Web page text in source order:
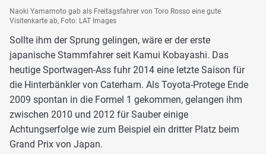
Naoki Yamamoto gab als Freitagsfahrer von Toro Rosso eine gute
Visitenkarte ab, Foto: LAT Images
Sollte ihm der Sprung gelingen, wäre er der erste
japanische Stammfahrer seit Kamui Kobayashi. Das
heutige Sportwagen-Ass fuhr 2014 eine letzte Saison für
die Hinterbänkler von Caterham. Als Toyota-Protege Ende
2009 spontan in die Formel 1 gekommen, gelangen ihm
zwischen 2010 und 2012 für Sauber einige
Achtungserfolge wie zum Beispiel ein dritter Platz beim
Grand Prix von Japan.